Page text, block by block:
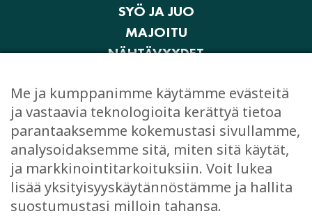
SYÖ JA JUO
MAJOITU
NÄHTÄVYYDET
OSTOKSET
JUHLI JA KOKOUSTA
EVÄSTEASETUKSET
Me ja kumppanimme käytämme evästeitä
ja vastaavia teknologioita kerättyä tietoa
parantaaksemme kokemustasi sivullamme,
analysoidaksemme sitä, miten sitä käytät,
ja markkinointitarkoituksiin. Voit lukea
lisää yksityisyyskäytännöstämme ja hallita
suostumustasi milloin tahansa.